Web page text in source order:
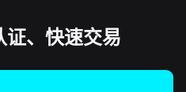
、快速交易